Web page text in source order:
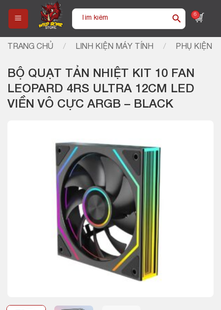
content
Tìm
6
TRANG CHỦ / LINH KIỆN MÁY TÍNH / PHỤ KIỆN
BỘ QUẠT TẢN NHIỆT KIT 10 FAN
LEOPARD 4RS ULTRA 12CM LED
VIỀN VÔ CỰC ARGB – BLACK